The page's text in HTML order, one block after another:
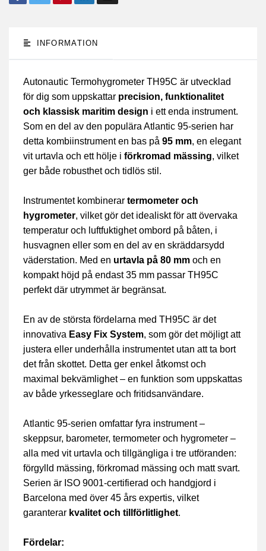
INFORMATION
Autonautic Termohygrometer TH95C är utvecklad
för dig som uppskattar precision, funktionalitet
och klassisk maritim design i ett enda instrument.
Som en del av den populära Atlantic 95-serien har
detta kombiinstrument en bas på 95 mm, en elegant
vit urtavla och ett hölje i förkromad mässing, vilket
ger både robusthet och tidlös stil.
Instrumentet kombinerar termometer och
hygrometer, vilket gör det idealiskt för att övervaka
temperatur och luftfuktighet ombord på båten, i
husvagnen eller som en del av en skräddarsydd
väderstation. Med en urtavla på 80 mm och en
kompakt höjd på endast 35 mm passar TH95C
perfekt där utrymmet är begränsat.
En av de största fördelarna med TH95C är det
innovativa Easy Fix System, som gör det möjligt att
justera eller underhålla instrumentet utan att ta bort
det från skottet. Detta ger enkel åtkomst och
maximal bekvämlighet – en funktion som uppskattas
av både yrkesseglare och fritidsanvändare.
Atlantic 95-serien omfattar fyra instrument –
skeppsur, barometer, termometer och hygrometer –
alla med vit urtavla och tillgängliga i tre utföranden:
förgylld mässing, förkromad mässing och matt svart.
Serien är ISO 9001-certifierad och handgjord i
Barcelona med över 45 års expertis, vilket
garanterar kvalitet och tillförlitlighet.
Fördelar: